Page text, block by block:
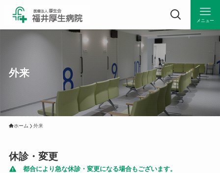
メニュー
外来
ホーム 外来
休診・変更
都合により急な休診・変更になる場合もございます。